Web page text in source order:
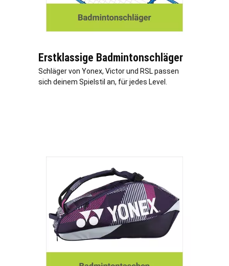
Erstklassige Badmintonschläger
Schläger von Yonex, Victor und RSL passen
sich deinem Spielstil an, für jedes Level.